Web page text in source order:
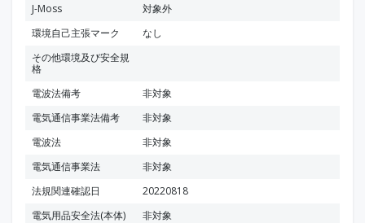
J-Moss
対象外
環境自己主張マーク
なし
その他環境及び安全規
格
電波法備考
非対象
電気通信事業法備考
非対象
電波法
非対象
電気通信事業法
非対象
法規関連確認日
20220818
電気用品安全法(本体)
非対象